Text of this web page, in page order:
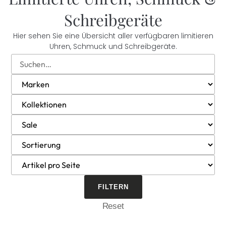
Schreibgeräte
Hier sehen Sie eine Übersicht aller verfügbaren limitieren
Uhren, Schmuck und Schreibgeräte.
Reset